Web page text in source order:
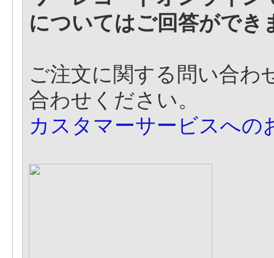
についてはご回答ができ
ご注文に関する問い合わ
合わせください。
カスタマーサービスへの